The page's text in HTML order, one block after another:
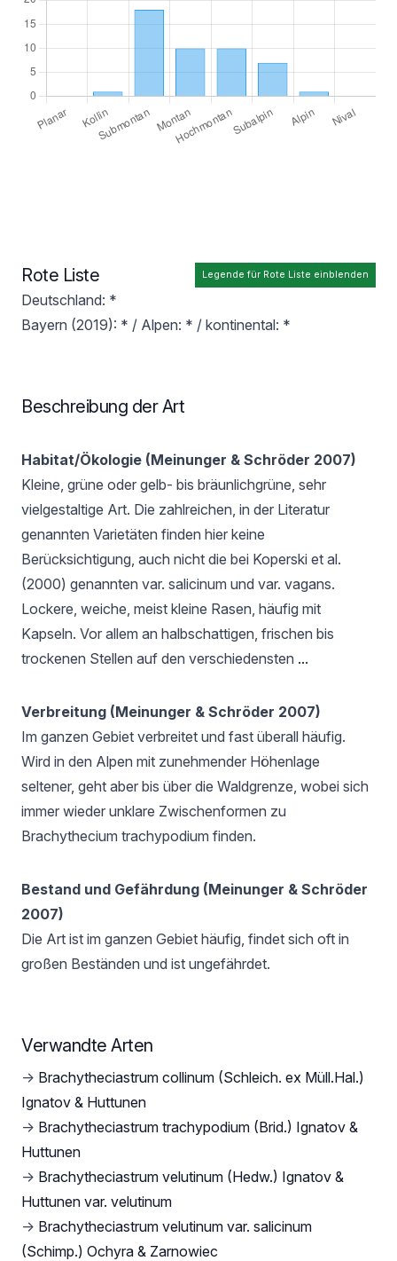
Legende für Rote Liste einblenden
Rote Liste
Deutschland: *
Bayern (2019): * / Alpen: * / kontinental: *
Beschreibung der Art
Habitat/Ökologie (Meinunger & Schröder 2007)
Kleine, grüne oder gelb- bis bräunlichgrüne, sehr
vielgestaltige Art. Die zahlreichen, in der Literatur
genannten Varietäten finden hier keine
Berücksichtigung, auch nicht die bei Koperski et al.
(2000) genannten var. salicinum und var. vagans.
Lockere, weiche, meist kleine Rasen, häufig mit
Kapseln. Vor allem an halbschattigen, frischen bis
trockenen Stellen auf den verschiedensten ...
Verbreitung (Meinunger & Schröder 2007)
Im ganzen Gebiet verbreitet und fast überall häufig.
Wird in den Alpen mit zunehmender Höhenlage
seltener, geht aber bis über die Waldgrenze, wobei sich
immer wieder unklare Zwischenformen zu
Brachythecium trachypodium finden.
Bestand und Gefährdung (Meinunger & Schröder
2007)
Die Art ist im ganzen Gebiet häufig, findet sich oft in
großen Beständen und ist ungefährdet.
Verwandte Arten
→ Brachytheciastrum collinum (Schleich. ex Müll.Hal.)
Ignatov & Huttunen
→ Brachytheciastrum trachypodium (Brid.) Ignatov &
Huttunen
→ Brachytheciastrum velutinum (Hedw.) Ignatov &
Huttunen var. velutinum
→ Brachytheciastrum velutinum var. salicinum
(Schimp.) Ochyra & Zarnowiec